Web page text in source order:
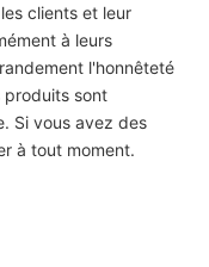
clients et leur
à leurs
l'honnêteté
produits sont
Si vous avez des
à tout moment.